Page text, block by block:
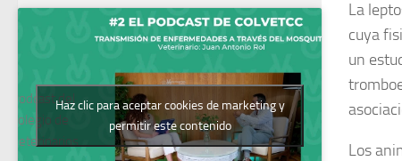
La
cuya
un
Los
Podcast del
Colegio de
Veterinarios
Haz clic para aceptar cookies de marketing y
permitir este contenido